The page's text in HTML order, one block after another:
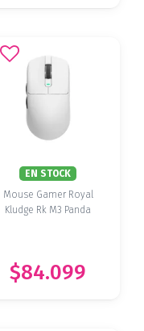
EN STOCK
Mouse Gamer Royal
Kludge Rk M3 Panda
$84.099